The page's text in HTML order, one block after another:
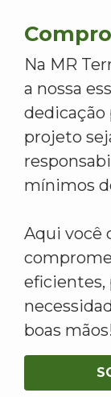
Na MR
a nossa
dedicação
projeto
mínimos
Aqui você
eficientes,
boas